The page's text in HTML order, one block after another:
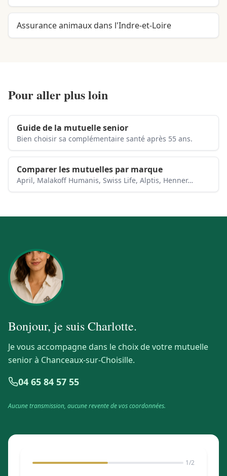
Assurance animaux dans l'Indre-et-Loire
Pour aller plus loin
Guide de la mutuelle senior
Bien choisir sa complémentaire santé après 55 ans.
Comparer les mutuelles par marque
April, Malakoff Humanis, Swiss Life, Alptis, Henner…
Bonjour, je suisCharlotte.
Je vous accompagne dans le choix de votre mutuelle
senior à Chanceaux-sur-Choisille.
04 65 84 57 55
Aucune transmission, aucune revente de vos coordonnées.
1/2